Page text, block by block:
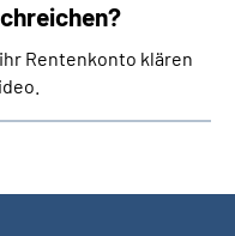
Rentenkonto klären